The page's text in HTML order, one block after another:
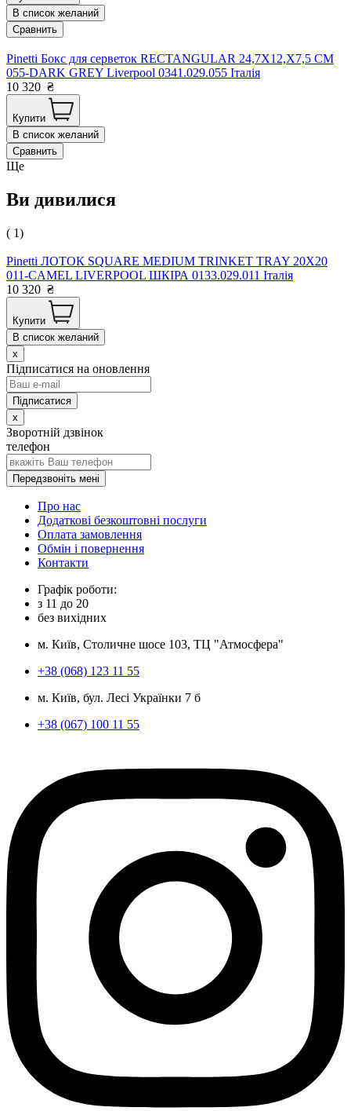
В список желаний
Сравнить
Pinetti Бокс для серветок RECTANGULAR 24,7X12,X7,5 CM
055-DARK GREY Liverpool 0341.029.055 Італія
10 320 ₴
Купити
В список желаний
Сравнить
Ще
Ви дивилися
( 1)
Pinetti ЛОТОК SQUARE MEDIUM TRINKET TRAY 20X20
011-CAMEL LIVERPOOL ШКІРА 0133.029.011 Італія
10 320 ₴
Купити
В список желаний
x
Підписатися на оновлення
x
Зворотній дзвінок
телефон
Передзвоніть мені
Про нас
Додаткові безкоштовні послуги
Оплата замовлення
Обмін і повернення
Контакти
Графік роботи:
з 11 до 20
без вихідних
м. Київ, Столичне шосе 103, ТЦ "Атмосфера"
+38 (068) 123 11 55
м. Київ, бул. Лесі Українки 7 б
+38 (067) 100 11 55